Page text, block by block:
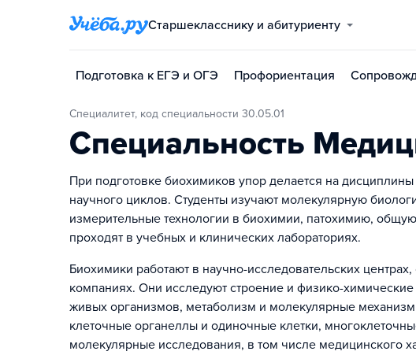
Старшекласснику и абитуриенту
Подготовка к ЕГЭ и ОГЭ Профориентация
Специалитет, код специальности 30.05.01
Специальность
При подготовке биохимиков упор делается на
научного циклов. Студенты изучают молекулярную
измерительные технологии в биохимии, патохимию,
проходят в учебных и клинических лабораториях.
Биохимики работают в научно-исследовательских
компаниях. Они исследуют строение и физико-
живых организмов, метаболизм и молекулярные
клеточные органеллы и одиночные клетки,
молекулярные исследования, в том числе медицинского